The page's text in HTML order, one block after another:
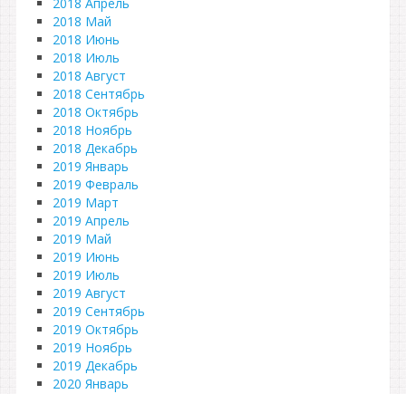
2018 Май
2018 Июнь
2018 Июль
2018 Август
2018 Сентябрь
2018 Октябрь
2018 Ноябрь
2018 Декабрь
2019 Январь
2019 Февраль
2019 Март
2019 Апрель
2019 Май
2019 Июнь
2019 Июль
2019 Август
2019 Сентябрь
2019 Октябрь
2019 Ноябрь
2019 Декабрь
2020 Январь